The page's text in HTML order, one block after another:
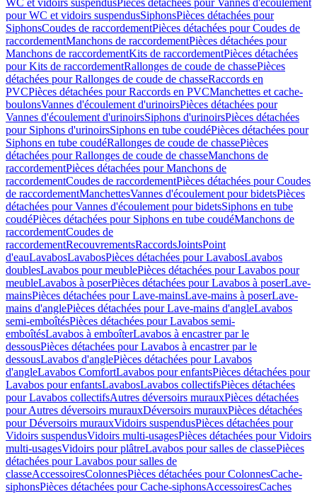
WC et vidoirs suspendusPièces détachées pour Vannes d'écoulement
pour WC et vidoirs suspendusSiphonsPièces détachées pour
SiphonsCoudes de raccordementPièces détachées pour Coudes de
raccordementManchons de raccordementPièces détachées pour
Manchons de raccordementKits de raccordementPièces détachées
pour Kits de raccordementRallonges de coude de chassePièces
détachées pour Rallonges de coude de chasseRaccords en
PVCPièces détachées pour Raccords en PVCManchettes et cache-
boulonsVannes d'écoulement d'urinoirsPièces détachées pour
Vannes d'écoulement d'urinoirsSiphons d'urinoirsPièces détachées
pour Siphons d'urinoirsSiphons en tube coudéPièces détachées pour
Siphons en tube coudéRallonges de coude de chassePièces
détachées pour Rallonges de coude de chasseManchons de
raccordementPièces détachées pour Manchons de
raccordementCoudes de raccordementPièces détachées pour Coudes
de raccordementManchettesVannes d'écoulement pour bidetsPièces
détachées pour Vannes d'écoulement pour bidetsSiphons en tube
coudéPièces détachées pour Siphons en tube coudéManchons de
raccordementCoudes de
raccordementRecouvrementsRaccordsJointsPoint
d'eauLavabosLavabosPièces détachées pour LavabosLavabos
doublesLavabos pour meublePièces détachées pour Lavabos pour
meubleLavabos à poserPièces détachées pour Lavabos à poserLave-
mainsPièces détachées pour Lave-mainsLave-mains à poserLave-
mains d'anglePièces détachées pour Lave-mains d'angleLavabos
semi-emboîtésPièces détachées pour Lavabos semi-
emboîtésLavabos à emboîterLavabos à encastrer par le
dessousPièces détachées pour Lavabos à encastrer par le
dessousLavabos d'anglePièces détachées pour Lavabos
d'angleLavabos ComfortLavabos pour enfantsPièces détachées pour
Lavabos pour enfantsLavabosLavabos collectifsPièces détachées
pour Lavabos collectifsAutres déversoirs murauxPièces détachées
pour Autres déversoirs murauxDéversoirs murauxPièces détachées
pour Déversoirs murauxVidoirs suspendusPièces détachées pour
Vidoirs suspendusVidoirs multi-usagesPièces détachées pour Vidoirs
multi-usagesVidoirs pour plâtreLavabos pour salles de classePièces
détachées pour Lavabos pour salles de
classeAccessoiresColonnesPièces détachées pour ColonnesCache-
siphonsPièces détachées pour Cache-siphonsAccessoiresCaches